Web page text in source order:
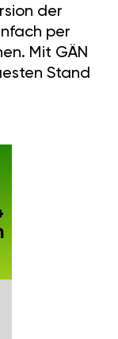
der
per
Mit GÄN
Stand